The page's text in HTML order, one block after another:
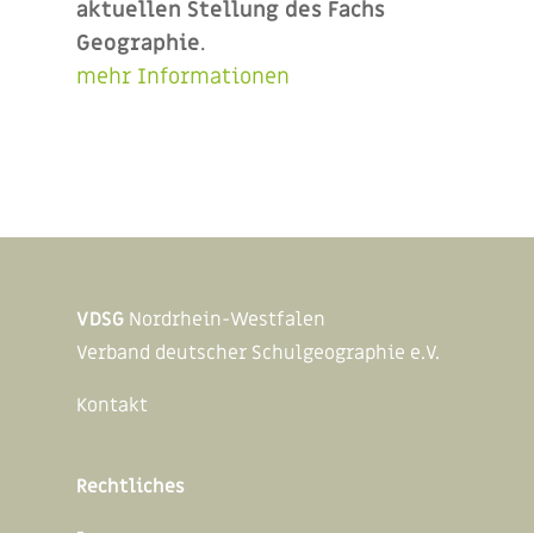
aktuellen Stellung des Fachs
Geographie.
mehr Informationen
VDSG Nordrhein-Westfalen
Verband deutscher Schulgeographie e.V.
Kontakt
Rechtliches